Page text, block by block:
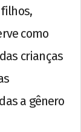
como
crianças
a gênero